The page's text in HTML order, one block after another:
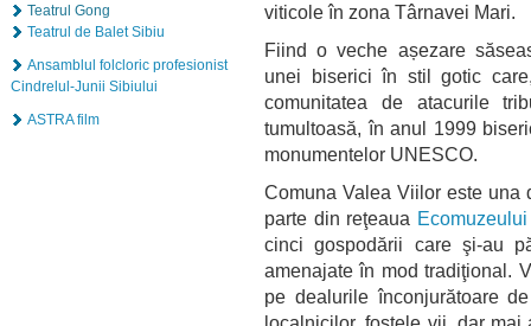
Teatrul Gong
Teatrul de Balet Sibiu
Ansamblul folcloric profesionist
Cindrelul-Junii Sibiului
ASTRA film
viticole în zona Târnavei Mari.
Fiind o veche așezare
unei biserici în stil gotic
comunitatea de atacurile
tumultoasă, în anul 1999
monumentelor UNESCO.
Comuna Valea Viilor este
parte din reţeaua
cinci gospodării care şi-au
amenajate în mod tradiţional.
pe dealurile înconjurătoare